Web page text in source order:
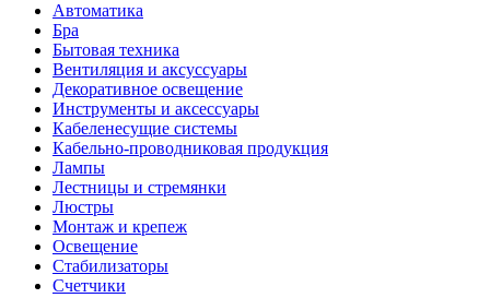
Автоматика
Бра
Бытовая техника
Вентиляция и аксуссуары
Декоративное освещение
Инструменты и аксессуары
Кабеленесущие системы
Кабельно-проводниковая продукция
Лампы
Лестницы и стремянки
Люстры
Монтаж и крепеж
Освещение
Стабилизаторы
Счетчики